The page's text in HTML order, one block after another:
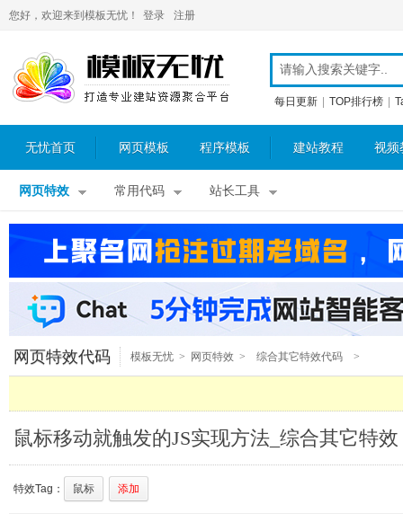
您好，欢迎来到模板无忧！ 登录 注册
每日更新 TOP排行榜
无忧首页 网页模板 程序模板 建站教程 视频
网页特效 常用代码 站长工具
网页特效代码 模板无忧 > 网页特效 > 综合其它特效代码 >
鼠标移动就触发的JS实现方法_综合其它特效
特效Tag： 鼠标 添加